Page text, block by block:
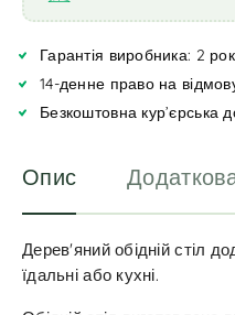
n
t
i
Гарантія виробника: 2
14-денне право на
Безкоштовна кур’єрська
Опис
Дерев'яний обідній стіл
їдальні або кухні.